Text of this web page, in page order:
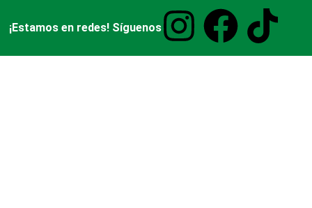
¡Estamos en redes! Síguenos